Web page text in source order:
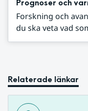
Prognoser och
Forskning och
du ska veta vad
Relaterade länkar